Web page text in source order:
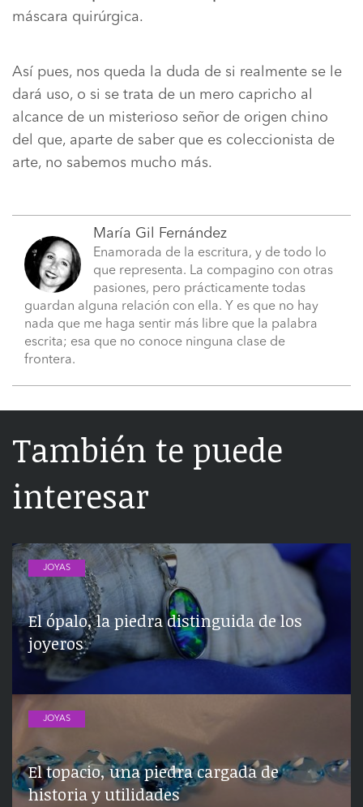
máscara quirúrgica.
Así pues, nos queda la duda de si realmente se le
dará uso, o si se trata de un mero capricho al
alcance de un misterioso señor de origen chino
del que, aparte de saber que es coleccionista de
arte, no sabemos mucho más.
María Gil Fernández
Enamorada de la escritura, y de todo lo
que representa. La compagino con otras
pasiones, pero prácticamente todas
guardan alguna relación con ella. Y es que no hay
nada que me haga sentir más libre que la palabra
escrita; esa que no conoce ninguna clase de
frontera.
También te puede
interesar
JOYAS
El ópalo, la piedra distinguida de los
joyeros
JOYAS
El topacio, una piedra cargada de
historia y utilidades